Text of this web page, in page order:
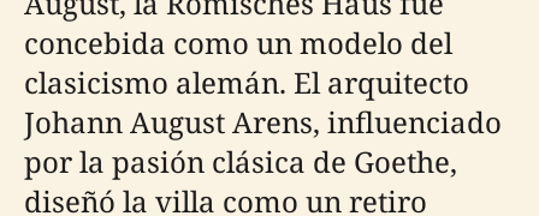
concebida como un modelo del
clasicismo alemán. El arquitecto
Johann August Arens, influenciado
por la pasión clásica de Goethe,
diseñó la villa como un retiro